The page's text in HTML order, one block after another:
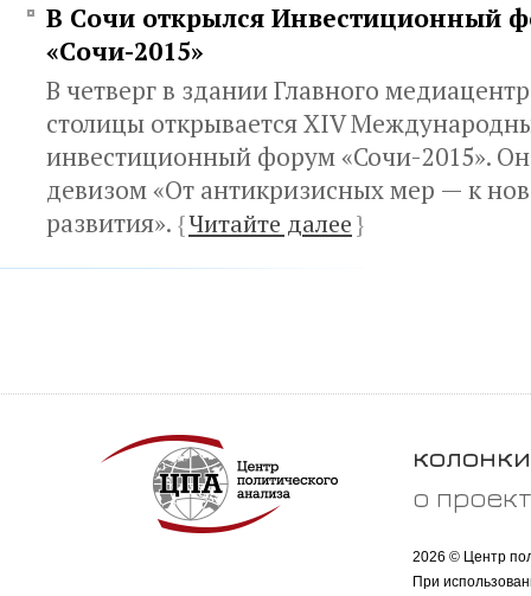
В Сочи открылся Инвестиционный
«Сочи-2015»
В четверг в здании Главного
столицы открывается XIV
инвестиционный форум «Сочи-2015».
девизом «От антикризисных мер — к
развития». {Читайте далее}
колонки
о
2026 © Центр
При